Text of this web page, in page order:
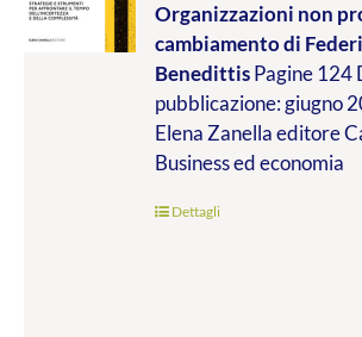
prezzo:
da
€9.99
a
€17.00
Organizzazioni non
cambiamentodi
BenedittisPagine 124
pubblicazione: giugno
Elena Zanella editore
Business ed economia
Dettagli